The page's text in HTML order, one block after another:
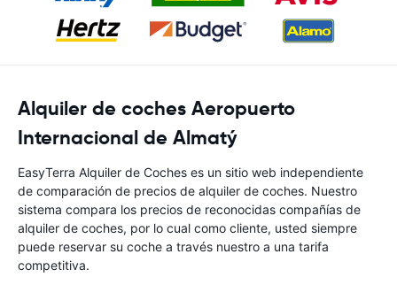
Alquiler de coches Aeropuerto
Internacional de Almatý
EasyTerra Alquiler de Coches es un sitio web independiente
de comparación de precios de alquiler de coches. Nuestro
sistema compara los precios de reconocidas compañías de
alquiler de coches, por lo cual como cliente, usted siempre
puede reservar su coche a través nuestro a una tarifa
competitiva.